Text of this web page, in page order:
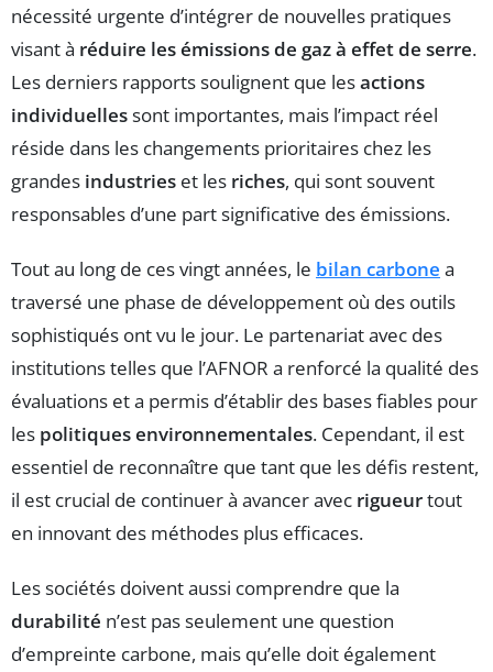
nécessité urgente d’intégrer de nouvelles pratiques
visant à réduire les émissions de gaz à effet de serre.
Les derniers rapports soulignent que lesactions
individuellessont importantes, mais l’impact réel
réside dans les changements prioritaires chez les
grandes industries et les riches, qui sont souvent
responsables d’une part significative des émissions.
Tout au long de ces vingt années, le bilan carbone a
traversé une phase de développement où des outils
sophistiqués ont vu le jour. Le partenariat avec des
institutions telles que l’AFNOR a renforcé la qualité des
évaluations et a permis d’établir des bases fiables pour
les politiques environnementales. Cependant, il est
essentiel de reconnaître que tant que les défis restent,
il est crucial de continuer à avancer avec rigueurtout
en innovant des méthodes plus efficaces.
Les sociétés doivent aussi comprendre que la
durabilité n’est pas seulement une question
d’empreinte carbone, mais qu’elle doit également